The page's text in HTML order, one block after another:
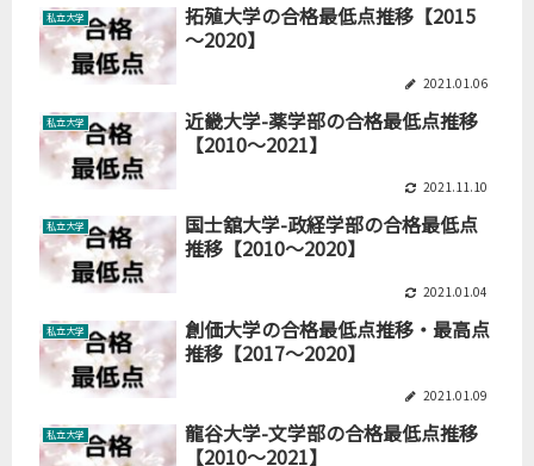
私立大学
拓殖大学の合格最低点推移【2015
～2020】
2021.01.06
私立大学
近畿大学-薬学部の合格最低点推移
【2010～2021】
2021.11.10
私立大学
国士舘大学-政経学部の合格最低点
推移【2010～2020】
2021.01.04
私立大学
創価大学の合格最低点推移・最高点
推移【2017～2020】
2021.01.09
私立大学
龍谷大学-文学部の合格最低点推移
【2010～2021】